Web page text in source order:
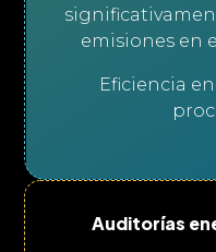
emisiones en
Eficiencia
Auditorías